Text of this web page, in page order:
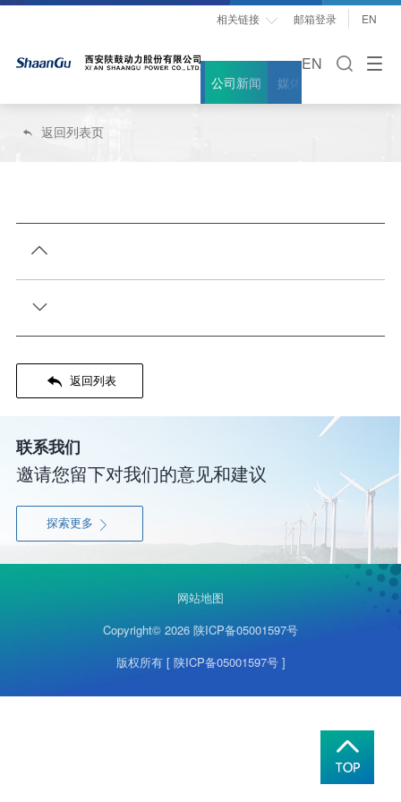
相关链接  邮箱登录 EN
EN
公司新闻 媒体聚焦
 返回列表页


 返回列表
联系我们
邀请您留下对我们的意见和建议
探索更多 
网站地图
Copyright© 2026 陕ICP备05001597号
版权所有 [ 陕ICP备05001597号 ]